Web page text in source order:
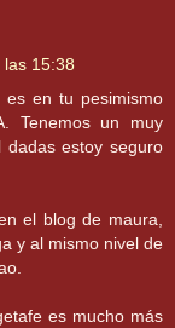
15:38
en tu pesimismo
Tenemos un muy
estoy seguro
el blog de maura,
y al mismo nivel de
es mucho más